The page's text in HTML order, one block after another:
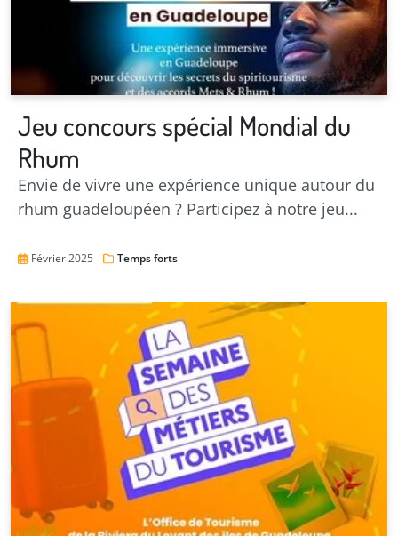
Jeu concours spécial Mondial du
Rhum
Envie de vivre une expérience unique autour du
rhum guadeloupéen ? Participez à notre jeu...
Février 2025 Temps forts